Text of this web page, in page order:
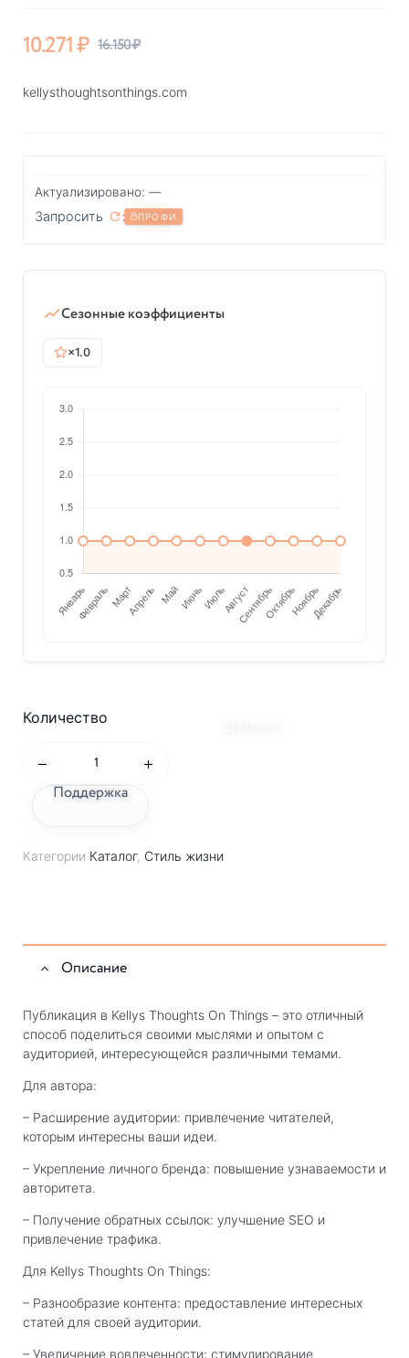
16.150₽
10.271₽
kellysthoughtsonthings.com
Актуализировано: —
Запросить : ?
ПРОФИ
Сезонные коэффициенты
×1.0
Количество
Поддержка
Категории Каталог, Стиль жизни
Описание
Публикация в Kellys Thoughts On Things – это отличный
способ поделиться своими мыслями и опытом с
аудиторией, интересующейся различными темами.
Для автора:
– Расширение аудитории: привлечение читателей,
которым интересны ваши идеи.
– Укрепление личного бренда: повышение узнаваемости и
авторитета.
– Получение обратных ссылок: улучшение SEO и
привлечение трафика.
Для Kellys Thoughts On Things:
– Разнообразие контента: предоставление интересных
статей для своей аудитории.
– Увеличение вовлеченности: стимулирование